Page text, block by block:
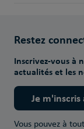
Restez
Inscrivez-vous à
actualités et les
Je
Vous pouvez à